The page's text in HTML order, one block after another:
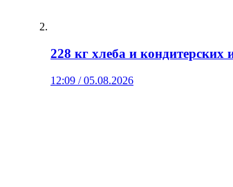
228 кг хлеба и
12:09 / 05.08.2026